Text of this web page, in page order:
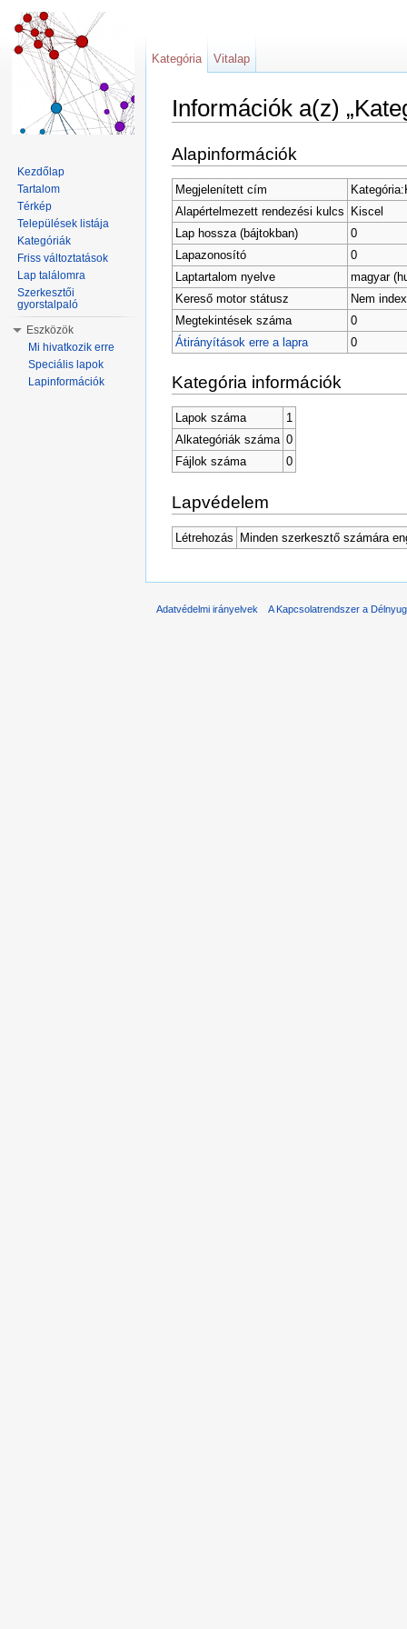
Információk a(z)
Alapinformációk
Megjelenített cím
Alapértelmezett rendezési kulcs Kiscel
Lap hossza (bájtokban)
0
Lapazonosító
0
Laptartalom nyelve
magyar
Kereső motor státusz
Nem
Megtekintések száma
0
Átirányítások erre a lapra
0
Kategória információk
Lapok száma
1
Alkategóriák száma 0
Fájlok száma
0
Lapvédelem
Létrehozás Minden szerkesztő számára
Kategória Vitalap
Kezdőlap
Tartalom
Térkép
Települések listája
Kategóriák
Friss változtatások
Lap találomra
Szerkesztői
gyorstalpaló
Eszközök
Mi hivatkozik erre
Speciális lapok
Lapinformációk
Adatvédelmi irányelvek A Kapcsolatrendszer a